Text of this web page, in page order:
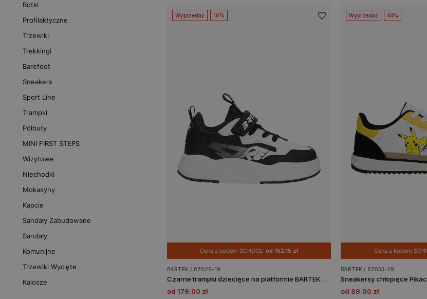
Botki
Profilaktyczne
Trzewiki
Trekkingi
Barefoot
Sneakers
Sport Line
Trampki
Półbuty
MINI FIRST STEPS
Wizytowe
Niechodki
Mokasyny
Kapcie
Sandały Zabudowane
Sandały
Komunijne
Trzewiki Wycięte
Kalosze
Wyprzedaż 10%
Cena z kodem SCHOOL: od 152.15 zł
BARTEK / 87025-19
Czarne trampki dziecięce na platformie BARTEK 87025-19
od 179.00 zł
Wyprzedaż 44%
Cena z kodem
BARTEK / 87033-29
Sneakersy chłopięce
od 89.00 zł